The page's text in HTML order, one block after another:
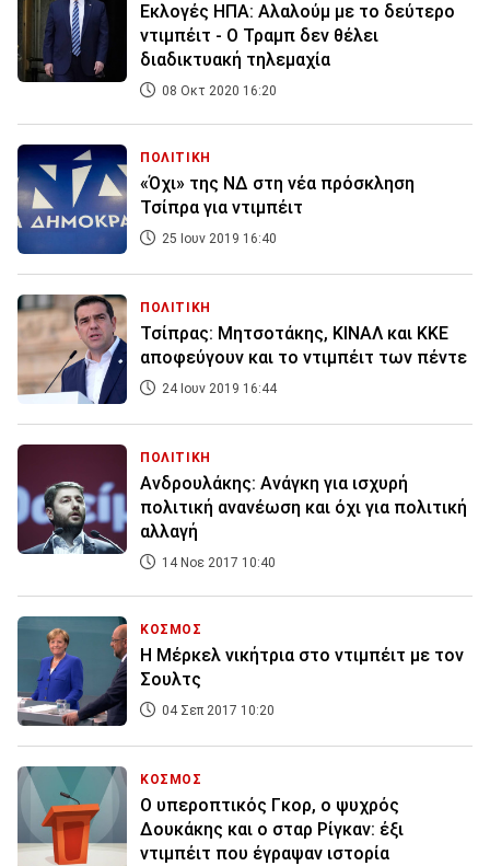
Εκλογές ΗΠΑ: Αλαλούμ με το δεύτερο
ντιμπέιτ - Ο Τραμπ δεν θέλει
διαδικτυακή τηλεμαχία
08 Οκτ 2020 16:20
ΠΟΛΙΤΙΚΗ
«Όχι» της ΝΔ στη νέα πρόσκληση
Τσίπρα για ντιμπέιτ
25 Ιουν 2019 16:40
ΠΟΛΙΤΙΚΗ
Τσίπρας: Μητσοτάκης, ΚΙΝΑΛ και ΚΚΕ
αποφεύγουν και το ντιμπέιτ των πέντε
24 Ιουν 2019 16:44
ΠΟΛΙΤΙΚΗ
Ανδρουλάκης: Ανάγκη για ισχυρή
πολιτική ανανέωση και όχι για πολιτική
αλλαγή
14 Νοε 2017 10:40
ΚΟΣΜΟΣ
Η Μέρκελ νικήτρια στο ντιμπέιτ με τον
Σουλτς
04 Σεπ 2017 10:20
ΚΟΣΜΟΣ
O υπεροπτικός Γκορ, ο ψυχρός
Δουκάκης και ο σταρ Ρίγκαν: έξι
ντιμπέιτ που έγραψαν ιστορία